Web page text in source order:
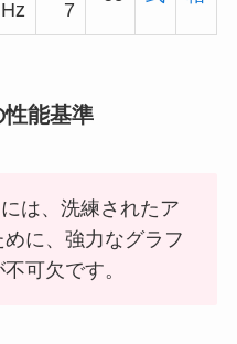
Hz
7
能基準
は、洗練されたア
に、強力なグラフ
可欠です。